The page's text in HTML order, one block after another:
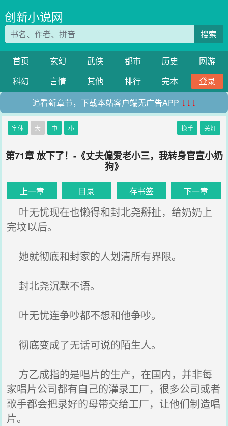
创新小说网
搜索
首页 玄幻 武侠 都市 历史
网游
科幻
言情 其他 排行 完本
登录
追看新章节，下载本站客户端无广告APP ↓↓↓
字体 大 中 小 换手 关灯
第71章 放下了！-《丈夫偏爱老小三，我转身官宣小奶
狗》
上一章 目录 存书签 下一章
叶无忧现在也懒得和封北尧掰扯，给奶奶上
完坟以后。
她就彻底和封家的人划清所有界限。
封北尧沉默不语。
叶无忧连争吵都不想和他争吵。
彻底变成了无话可说的陌生人。
方乙成指的是唱片的生产，在国内，并非每
家唱片公司都有自己的灌录工厂，很多公司或者
歌手都会把录好的母带交给工厂，让他们制造唱
片。